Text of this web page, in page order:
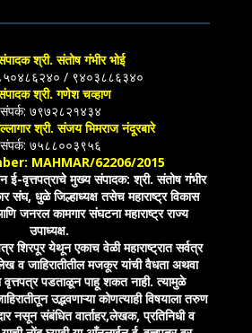
श्री. संतोष गंभीर भोई
/ ९४०३८८६३४०
श्री. गणेश चव्हाण
संपर्क: ७९७२८२१४३४
श्री. संजय भिमराज नंदूरबारे
संपर्क: ७५८८००३९५६
MAHMAR/62206/2015
ई-वृत्तपत्राचे मुख्य संपादक: श्री. संतोष गंभीर
संघ, धुळे जिल्हाध्यक्ष तसेच महाराष्ट्र विकास
जनरल कामगार संघटना महाराष्ट्र राज्य
उपाध्यक्ष.
शिरपूर येथून एकाच वेळी महाराष्ट्रात सर्वत्र
व जाहिरातीतील मजकूर यांची वैधता अथवा
पडताळून पाहू शकत नाही. त्यामुळे
उद्भवणाऱ्या कोणत्याही विषयाला तरुण
नसून संबंधित वार्ताहर,लेखक, प्रतिनिधी व